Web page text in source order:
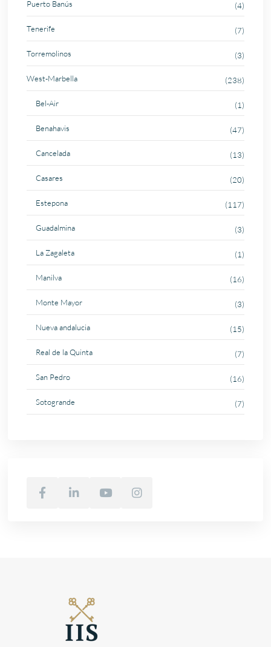
Puerto Banús (4)
Tenerife (7)
Torremolinos (3)
West-Marbella (238)
Bel-Air (1)
Benahavis (47)
Cancelada (13)
Casares (20)
Estepona (117)
Guadalmina (3)
La Zagaleta (1)
Manilva (16)
Monte Mayor (3)
Nueva andalucia (15)
Real de la Quinta (7)
San Pedro (16)
Sotogrande (7)